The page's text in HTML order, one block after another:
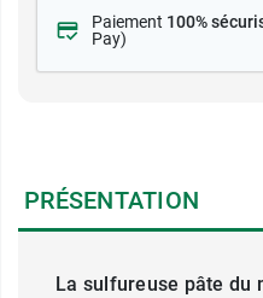
Paiement 100%
Pay)
PRÉSENTATION
La sulfureuse pâte du